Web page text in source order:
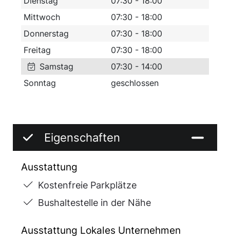
Verbands her. Seit 2009 brauen wir noch eine
leichte Sorte Bio Bier mit ca. 2,7%
Alkoholgehalt.
Unser Brauwasser entnehmen wir aus dem
oder per Heimdienst.
Mittwoch
07:30 - 18:00
Donnerstag
07:30 - 18:00
Freitag
07:30 - 18:00
Samstag
07:30 - 14:00
Sonntag
geschlossen
Eigenschaften
Ausstattung
Kostenfreie Parkplätze
Bushaltestelle in der Nähe
Ausstattung Lokales Unternehmen